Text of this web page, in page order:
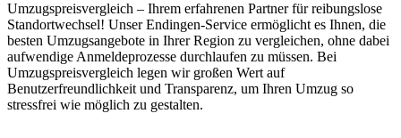
Umzugspreisvergleich – Ihrem erfahrenen Partner für reibungslose
Standortwechsel! Unser Endingen-Service ermöglicht es Ihnen, die
besten Umzugsangebote in Ihrer Region zu vergleichen, ohne dabei
aufwendige Anmeldeprozesse durchlaufen zu müssen. Bei
Umzugspreisvergleich legen wir großen Wert auf
Benutzerfreundlichkeit und Transparenz, um Ihren Umzug so
stressfrei wie möglich zu gestalten.